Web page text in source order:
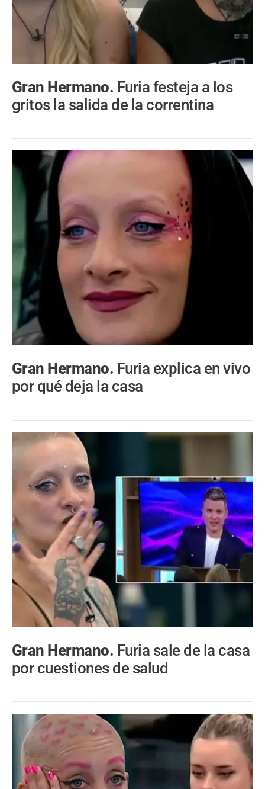
Gran Hermano. Furia festeja a los
gritos la salida de la correntina
Gran Hermano. Furia explica en vivo
por qué deja la casa
Gran Hermano. Furia sale de la casa
por cuestiones de salud